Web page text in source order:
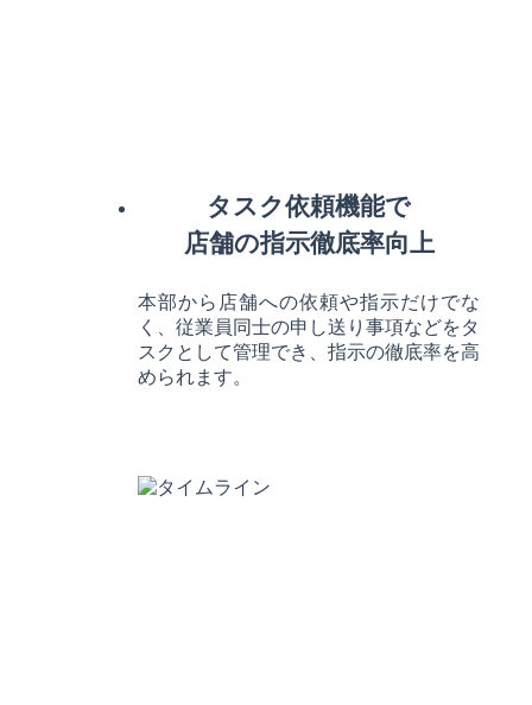
タスク依頼機能で
店舗の指示徹底率向上
本部から店舗への依頼や指示だけでな
く、従業員同士の申し送り事項などをタ
スクとして管理でき、指示の徹底率を高
められます。